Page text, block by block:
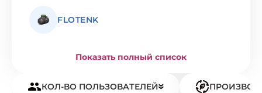
FLOTENK
Показать полный список
КОЛ-ВО ПОЛЬЗОВАТЕЛЕЙ